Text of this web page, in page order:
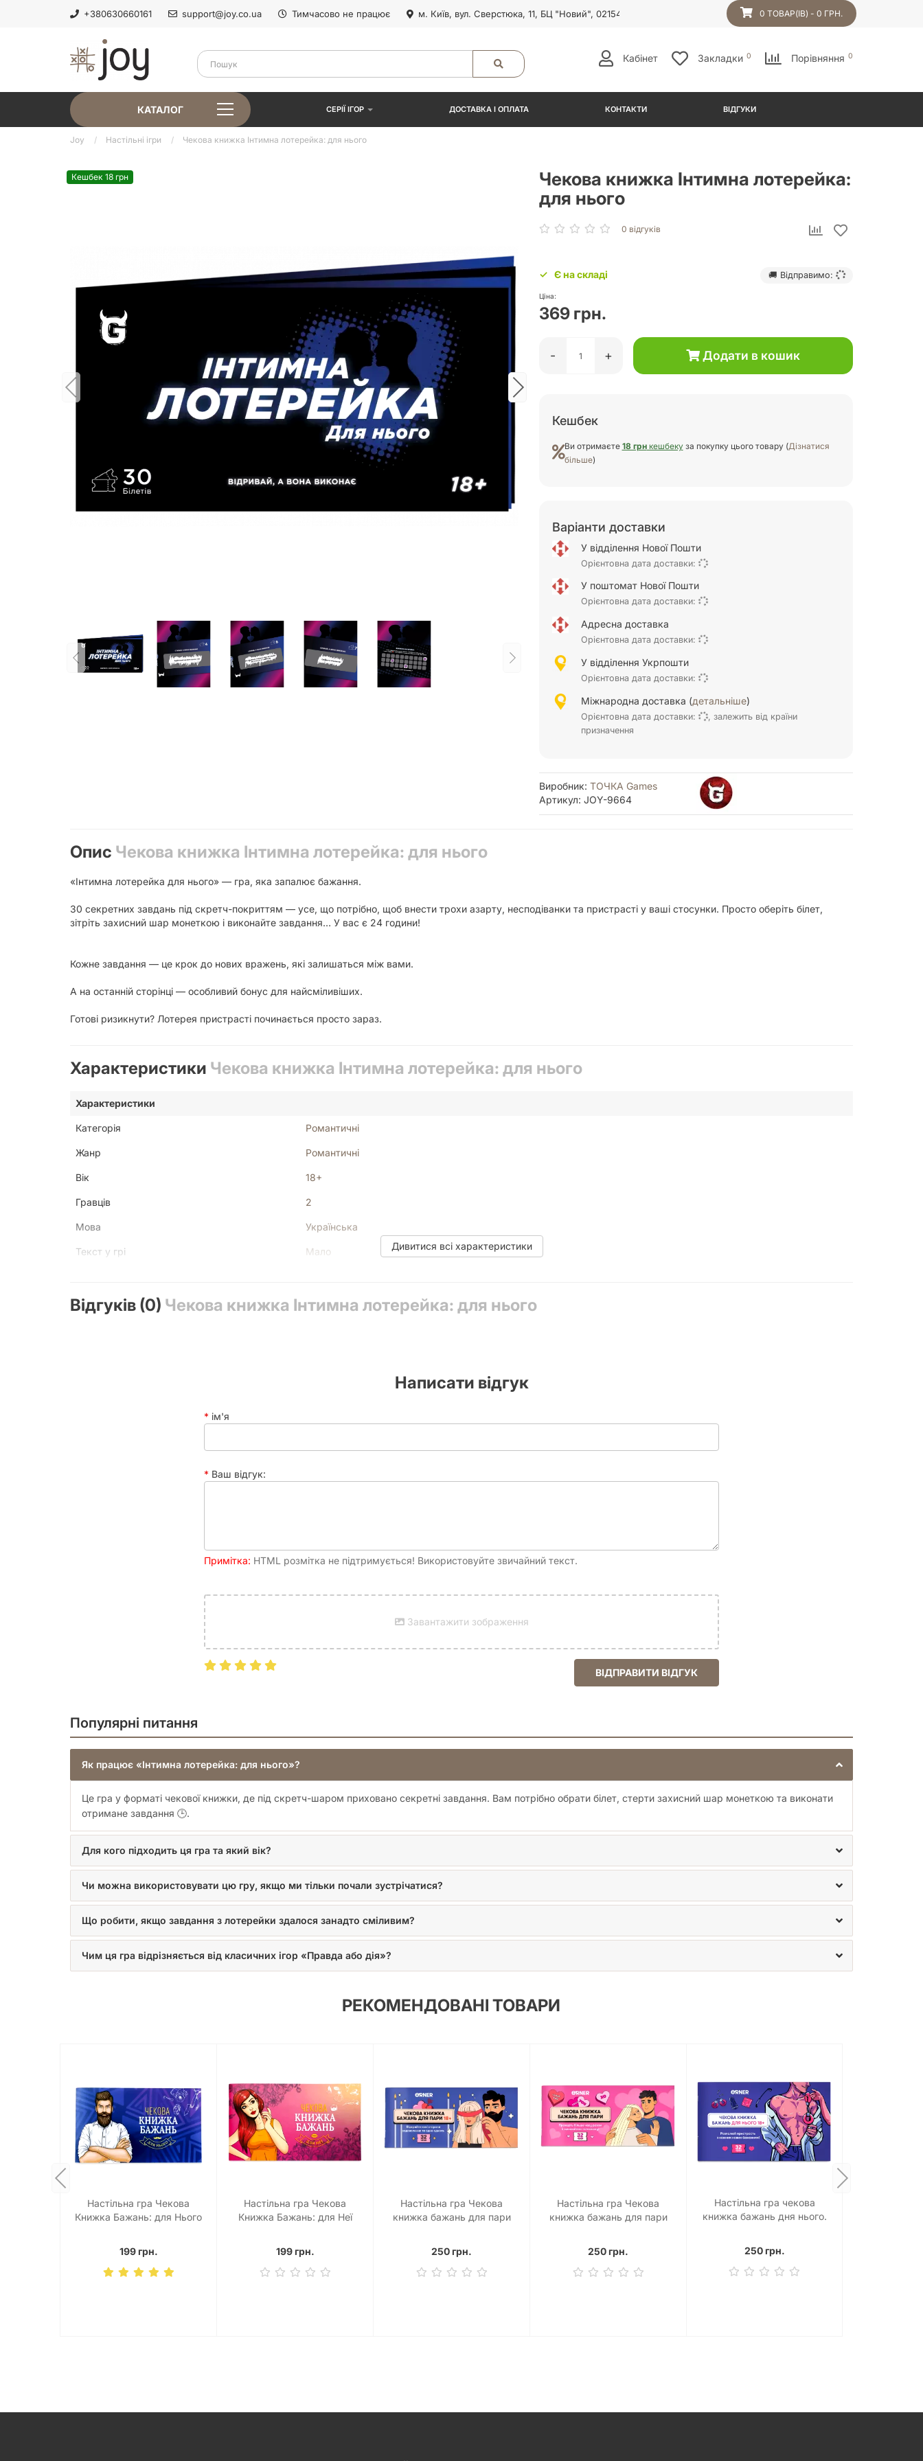
+380630660161 support@joy.co.ua Тимчасово не працює м. Київ, вул. Сверстюка, 11, БЦ "Новий", 02154 0 ТОВАР(ІВ) - 0 ГРН.
Кабінет Закладки 0 Порівняння 0
КАТАЛОГ СЕРІЇ ІГОР ДОСТАВКА І ОПЛАТА КОНТАКТИ ВІДГУКИ
Joy Настільні ігри Чекова книжка Інтимна лотерейка: для нього
Кешбек 18 грн
Чекова книжка Інтимна лотерейка:
для нього
0 відгуків
Є на складі 🚚 Відправимо:
Ціна:
369 грн.
- + Додати в кошик
Кешбек
Ви отримаєте 18 грнкешбекуза покупку цього товару (Дізнатися
більше)
Варіанти доставки
У відділення Нової Пошти
Орієнтовна дата доставки:
У поштомат Нової Пошти
Орієнтовна дата доставки:
Адресна доставка
Орієнтовна дата доставки:
У відділення Укрпошти
Орієнтовна дата доставки:
Міжнародна доставка (детальніше)
Орієнтовна дата доставки:
, залежить від країни
призначення
Виробник: ТОЧКА Games
Артикул: JOY-9664
Опис Чекова книжка Інтимна лотерейка: для нього
«Інтимна лотерейка для нього» — гра, яка запалює бажання.
30 секретних завдань під скретч-покриттям — усе, що потрібно, щоб внести трохи азарту, несподіванки та пристрасті у ваші стосунки. Просто оберіть білет,
зітріть захисний шар монеткою і виконайте завдання… У вас є 24 години!
Кожне завдання — це крок до нових вражень, які залишаться між вами.
А на останній сторінці — особливий бонус для найсміливіших.
Готові ризикнути? Лотерея пристрасті починається просто зараз.
Характеристики Чекова книжка Інтимна лотерейка: для нього
Характеристики
Категорія Романтичні
Жанр Романтичні
Вік 18+
Гравців 2
Мова Українська
Текст у грі Мало Дивитися всі характеристики
Відгуків (0) Чекова книжка Інтимна лотерейка: для нього
Написати відгук
ім'я
Ваш відгук:
Примітка: HTML розмітка не підтримується! Використовуйте звичайний текст.
Завантажити зображення
ВІДПРАВИТИ ВІДГУК
Популярні питання
Як працює «Інтимна лотерейка: для нього»?
Це гра у форматі чекової книжки, де під скретч-шаром приховано секретні завдання. Вам потрібно обрати білет, стерти захисний шар монеткою та виконати
отримане завдання 🕒.
Для кого підходить ця гра та який вік?
Чи можна використовувати цю гру, якщо ми тільки почали зустрічатися?
Що робити, якщо завдання з лотерейки здалося занадто сміливим?
Чим ця гра відрізняється від класичних ігор «Правда або дія»?
РЕКОМЕНДОВАНІ ТОВАРИ
Настільна гра Чекова
Книжка Бажань: для Нього
199 грн.
Настільна гра Чекова
Книжка Бажань: для Неї
199 грн.
Настільна гра Чекова
книжка бажань для пари
250 грн.
Настільна гра Чекова
книжка бажань для пари
250 грн.
Настільна гра чекова
книжка бажань дня нього.
250 грн.